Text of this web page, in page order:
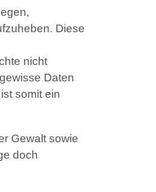
Diese
nicht
Daten
somit ein
Gewalt sowie
doch